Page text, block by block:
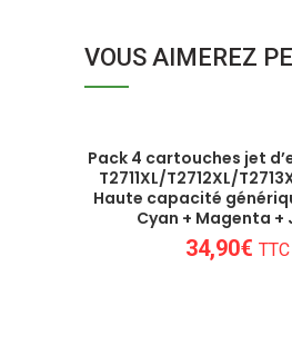
VOUS AIMEREZ
Pack 4 cartouches jet
T2711XL/T2712XL/
Haute capacité
Cyan + Magenta +
34,90€ TTC